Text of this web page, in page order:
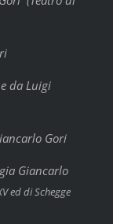
da Luigi
Gori
Giancarlo
ed di Schegge